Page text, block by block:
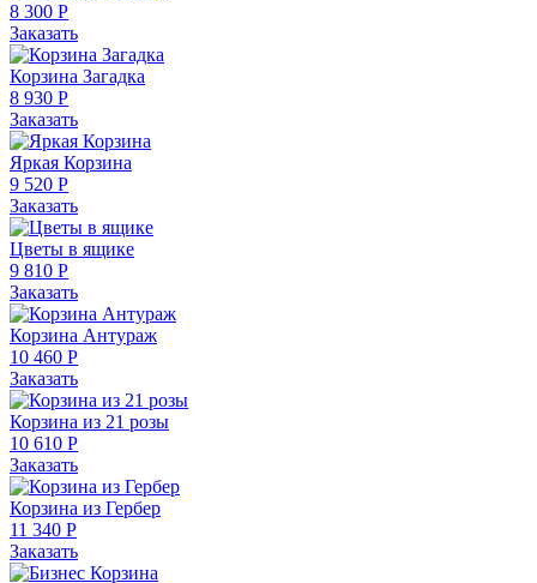
8 300 Р
Заказать
Корзина Загадка
8 930 Р
Заказать
Яркая Корзина
9 520 Р
Заказать
Цветы в ящике
9 810 Р
Заказать
Корзина Антураж
10 460 Р
Заказать
Корзина из 21 розы
10 610 Р
Заказать
Корзина из Гербер
11 340 Р
Заказать